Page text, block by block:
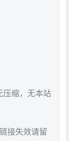
压缩，无本站
接失效请留